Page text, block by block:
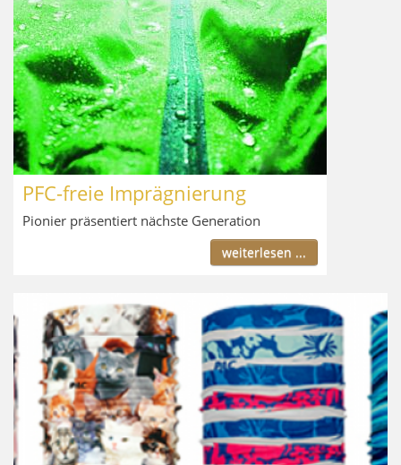
PFC-freie Imprägnierung
Pionier präsentiert nächste Generation
weiterlesen ...